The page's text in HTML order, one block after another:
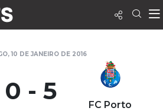
10 DE JANEIRO DE 2016
0 - 5 FC Porto